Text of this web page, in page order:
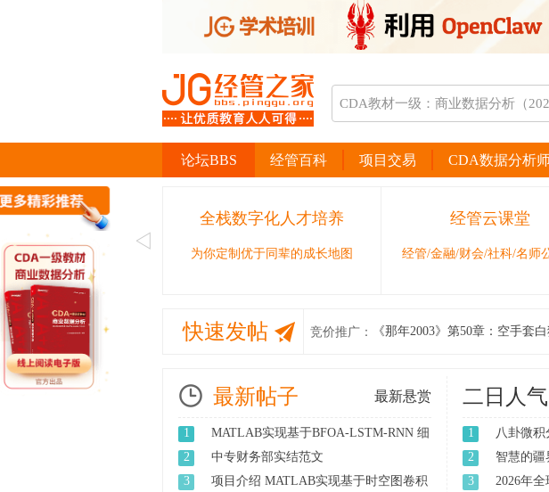
经管百科 项目交易 CDA数据分析
论坛BBS
全栈数字化人才培养
为你定制优于同辈的成长地图
经管云课堂
经管/金融/财会/社科/名师
快速发帖 竞价推广： 《那年2003》第50章：空手套
最新帖子 最新悬赏
1
MATLAB实现基于BFOA-LSTM-RNN 细
菌觅食 ...
2
中专财务部实结范文
3
项目介绍 MATLAB实现基于时空图卷积
二日人气
1
八卦微积
2
智慧的疆
版 ...
3
2026年